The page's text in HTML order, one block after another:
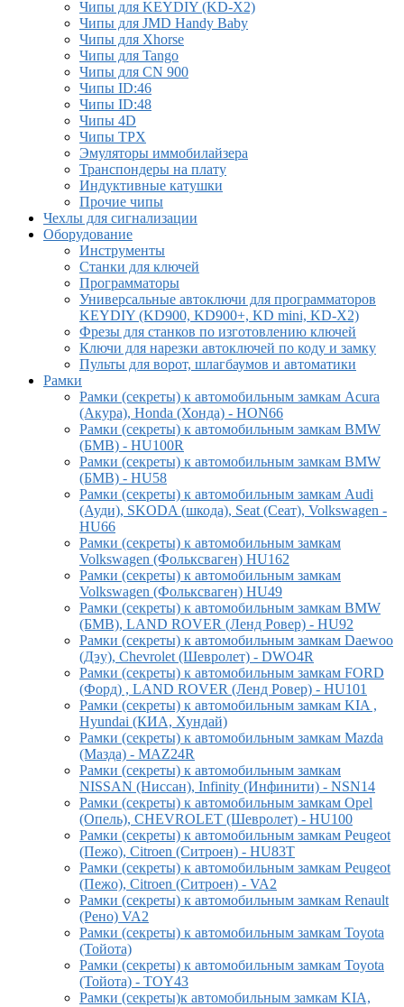
Чипы для KEYDIY (KD-X2)
Чипы для JMD Handy Baby
Чипы для Xhorse
Чипы для Tango
Чипы для CN 900
Чипы ID:46
Чипы ID:48
Чипы 4D
Чипы TPX
Эмуляторы иммобилайзера
Транспондеры на плату
Индуктивные катушки
Прочие чипы
Чехлы для сигнализации
Оборудование
Инструменты
Cтанки для ключей
Программаторы
Универсальные автоключи для программаторов
KEYDIY (KD900, KD900+, KD mini, KD-X2)
Фрезы для станков по изготовлению ключей
Ключи для нарезки автоключей по коду и замку
Пульты для ворот, шлагбаумов и автоматики
Рамки
Рамки (секреты) к автомобильным замкам Acura
(Акура), Honda (Хонда) - HON66
Рамки (секреты) к автомобильным замкам BMW
(БМВ) - HU100R
Рамки (секреты) к автомобильным замкам BMW
(БМВ) - HU58
Рамки (секреты) к автомобильным замкам Audi
(Ауди), SKODA (шкода), Seat (Сеат), Volkswagen -
HU66
Рамки (секреты) к автомобильным замкам
Volkswagen (Фольксваген) HU162
Рамки (секреты) к автомобильным замкам
Volkswagen (Фольксваген) HU49
Рамки (секреты) к автомобильным замкам BMW
(БМВ), LAND ROVER (Ленд Ровер) - HU92
Рамки (секреты) к автомобильным замкам Daewoo
(Дэу), Chevrolet (Шевролет) - DWO4R
Рамки (секреты) к автомобильным замкам FORD
(Форд) , LAND ROVER (Ленд Ровер) - HU101
Рамки (секреты) к автомобильным замкам KIA ,
Hyundai (КИА, Хундай)
Рамки (секреты) к автомобильным замкам Mazda
(Мазда) - MAZ24R
Рамки (секреты) к автомобильным замкам
NISSAN (Ниссан), Infinity (Инфинити) - NSN14
Рамки (секреты) к автомобильным замкам Opel
(Опель), CHEVROLET (Шевролет) - HU100
Рамки (секреты) к автомобильным замкам Peugeot
(Пежо), Citroen (Ситроен) - HU83T
Рамки (секреты) к автомобильным замкам Peugeot
(Пежо), Citroen (Ситроен) - VA2
Рамки (секреты) к автомобильным замкам Renault
(Рено) VA2
Рамки (секреты) к автомобильным замкам Toyota
(Тойота)
Рамки (секреты) к автомобильным замкам Toyota
(Тойота) - TOY43
Рамки (секреты)к автомобильным замкам KIA,